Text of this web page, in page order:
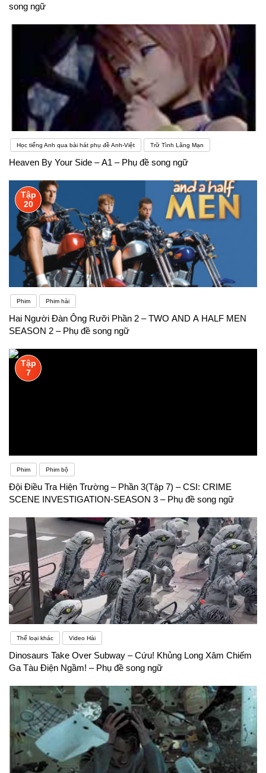
song ngữ
Học tiếng Anh qua bài hát phụ đề Anh-Việt Trữ Tình Lãng Mạn
Heaven By Your Side – A1 – Phụ đề song ngữ
Tập
20
Phim Phim hài
Hai Người Đàn Ông Rưỡi Phần 2 – TWO AND A HALF MEN
SEASON 2 – Phụ đề song ngữ
Tập
7
Phim Phim bộ
Đội Điều Tra Hiện Trường – Phần 3(Tập 7) – CSI: CRIME
SCENE INVESTIGATION-SEASON 3 – Phụ đề song ngữ
Thể loại khác Video Hài
Dinosaurs Take Over Subway – Cứu! Khủng Long Xâm Chiếm
Ga Tàu Điện Ngầm! – Phụ đề song ngữ